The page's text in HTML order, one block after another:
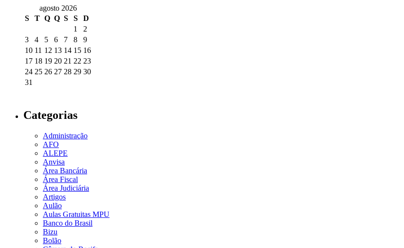
agosto 2026
S
T Q Q S S
D
1
2
3
4 5 6 7 8
9
10 11 12 13 14 15 16
17 18 19 20 21 22 23
24 25 26 27 28 29 30
31
Categorias
Administração
AFO
ALEPE
Anvisa
Área Bancária
Área Fiscal
Área Judiciária
Artigos
Aulão
Aulas Gratuitas MPU
Banco do Brasil
Bizu
Bolão